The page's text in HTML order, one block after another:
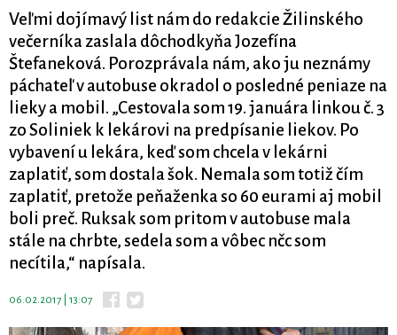
Veľmi dojímavý list nám do redakcie Žilinského
večerníka zaslala dôchodkyňa Jozefína
Štefaneková. Porozprávala nám, ako ju neznámy
páchateľ v autobuse okradol o posledné peniaze na
lieky a mobil. „Cestovala som 19. januára linkou č. 3
zo Soliniek k lekárovi na predpísanie liekov. Po
vybavení u lekára, keď som chcela v lekárni
zaplatiť, som dostala šok. Nemala som totiž čím
zaplatiť, pretože peňaženka so 60 eurami aj mobil
boli preč. Ruksak som pritom v autobuse mala
stále na chrbte, sedela som a vôbec nčc som
necítila,“ napísala.
06.02.2017 | 13:07